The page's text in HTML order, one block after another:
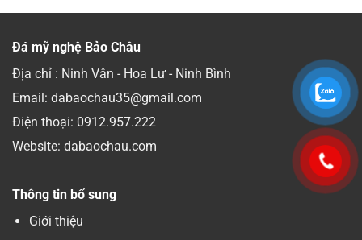
Đá mỹ nghệ Bảo Châu
Địa chỉ : Ninh Vân - Hoa Lư - Ninh Bình
Email: dabaochau35@gmail.com
Điện thoại: 0912.957.222
Website: dabaochau.com
Thông tin bổ sung
Giới thiệu